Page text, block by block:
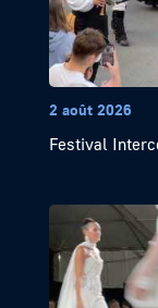
2 août 2026
Festival